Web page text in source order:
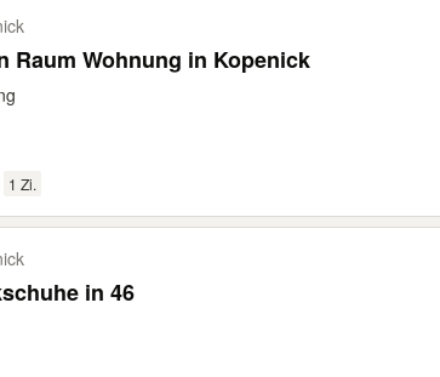
Raum Wohnung in Kopenick
1 Zi.
in 46